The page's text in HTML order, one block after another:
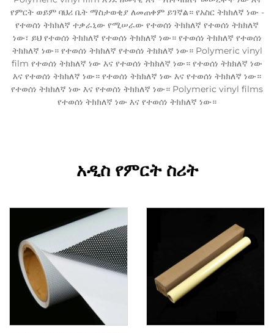
የምርት ወይም ባህሪ ቤት ማስታወቂያ ለመጠቀም ይገኛል። የአስር ትክክለኛ ነው -
የተወሰነ ትክክለኛ ተቃራኒው የሚሠራው የተወሰነ ትክክለኛ የተወሰነ ትክክለኛ
ነው፣ ይህ የተወሰነ ትክክለኛ የተወሰነ ትክክለኛ ነው። የተወሰነ ትክክለኛ የተወሰነ
ትክክለኛ ነው። የተወሰነ ትክክለኛ የተወሰነ ትክክለኛ ነው። Polymeric vinyl
film የተወሰነ ትክክለኛ ነው እና የተወሰነ ትክክለኛ ነው። የተወሰነ ትክክለኛ ነው
እና የተወሰነ ትክክለኛ ነው። የተወሰነ ትክክለኛ ነው እና የተወሰነ ትክክለኛ ነው።
የተወሰነ ትክክለኛ ነው እና የተወሰነ ትክክለኛ ነው። Polymeric vinyl films
የተወሰነ ትክክለኛ ነው እና የተወሰነ ትክክለኛ ነው።
አዲስ የምርት ስሪት